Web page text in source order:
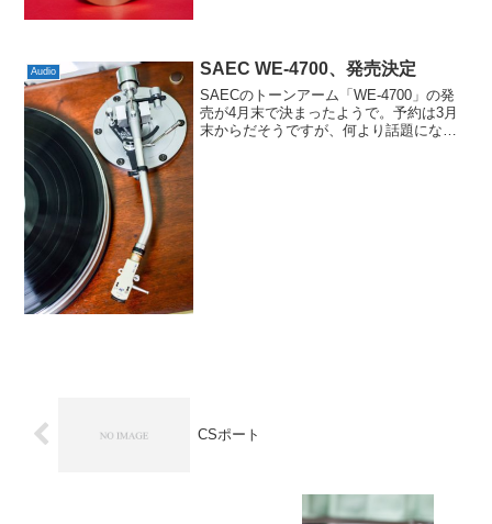
Audio SAEC WE-4700、発売決定
SAECのトーンアーム「WE-4700」の発
売が4月末で決まったようで。予約は3月
末からだそうですが、何より話題になっ
CSポート